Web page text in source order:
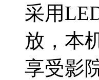
采用
放，本
享受影